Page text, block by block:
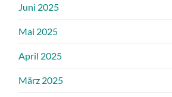
Juni 2025
Mai 2025
April 2025
März 2025